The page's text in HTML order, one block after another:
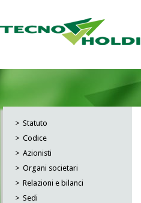
Statuto
Codice
Azionisti
Organi societari
Relazioni e bilanci
Sedi